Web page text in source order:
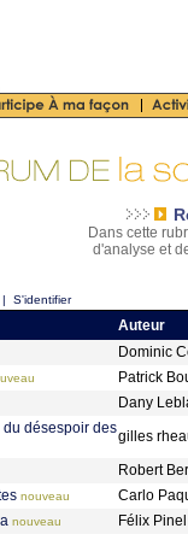
Dans cette
d'analyse et
S'identifier
Auteur
Dominic
Patrick
Dany
désespoir des
gilles
Robert
nouveau
Carlo
nouveau
Félix